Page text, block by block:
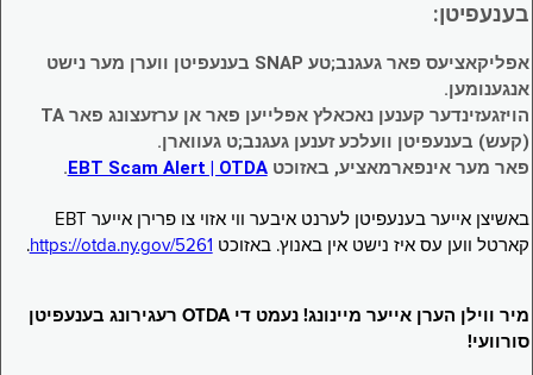
בענעפיטן:
אפליקאציעס פאר געגנב;טע SNAP בענעפיטן ווערן מער נישט
אנגענומען.
הויזגעזינדער קענען נאכאלץ אפּלייען פאר אן ערזעצונג פאר TA
(קעש) בענעפיטן וועלכע זענען געגנב;ט געווארן.
פאר מער אינפארמאציע, באזוכטEBT Scam Alert | OTDA
.
באשיצן אייער בענעפיטן לערנט איבער ווי אזוי צו פרירן אייער EBT
קארטל ווען עס איז נישט אין באנוץ. באזוכט https://otda.ny.gov/5261
.
מיר ווילן הערן אייער מיינונג! נעמט די OTDA רעגירונג בענעפיטן
סורוועי!